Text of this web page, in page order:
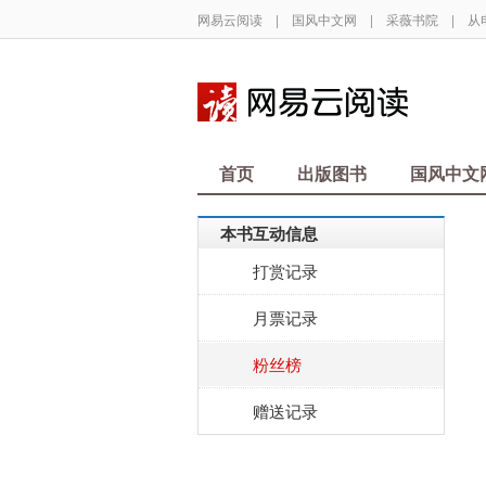
网易云阅读 | 国风中文网 | 采薇书院 | 从
首页 出版图书 国风中文
本书互动信息
打赏记录
月票记录
粉丝榜
赠送记录